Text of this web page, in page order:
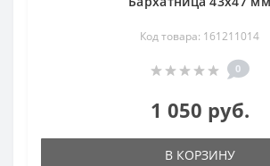
Код товара: 161211014
0
1 050 руб.
В КОРЗИНУ